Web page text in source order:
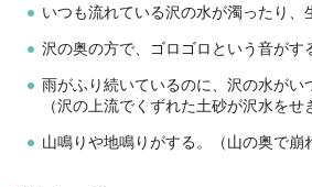
いつも流れている沢の水が濁ったり、
沢の奥の方で、ゴロゴロという音がす
雨がふり続いているのに、沢の水がい
（沢の上流でくずれた土砂が沢水をせ
山鳴りや地鳴りがする。（山の奥で崩